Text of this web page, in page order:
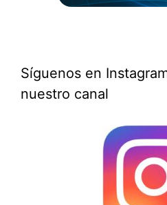
Síguenos en
nuestro canal